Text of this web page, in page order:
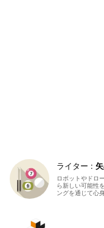
ロボットやドロ
ら新しい可能性
ングを通じて心